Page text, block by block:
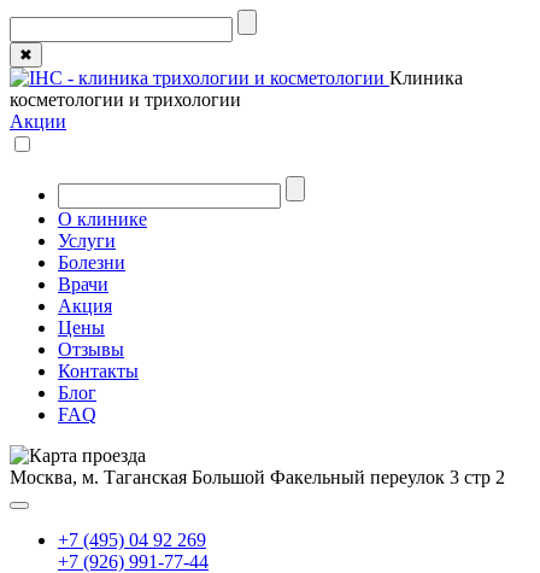
✖
Клиника
косметологии и трихологии
Акции
О клинике
Услуги
Болезни
Врачи
Акция
Цены
Отзывы
Контакты
Блог
FAQ
Москва, м. Таганская Большой Факельный переулок 3 стр 2
+7 (495) 04 92 269
+7 (926) 991-77-44